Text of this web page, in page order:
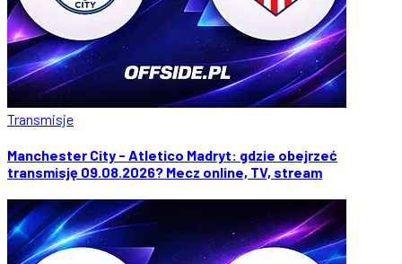
Transmisje
Manchester City - Atletico Madryt: gdzie obejrzeć
transmisję 09.08.2026? Mecz online, TV, stream